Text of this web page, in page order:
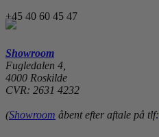
+45 40 60 45 47
Showroom
Fugledalen 4,
4000 Roskilde
CVR: 2631 4232
(Showroom åbent efter aftale på tlf: